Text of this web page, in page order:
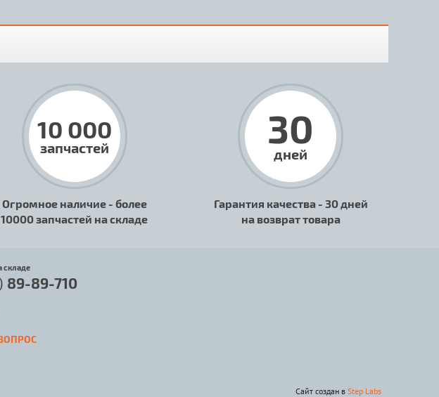
10 000
запчастей
Огромное наличие - более
10000 запчастей на складе
30
дней
Гарантия качества - 30 дней
на возврат товара
складе
89-89-710
Сайт создан в Step Labs